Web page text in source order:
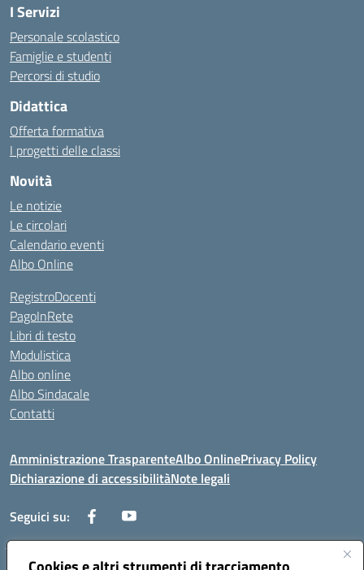
I Servizi
Personale scolastico
Famiglie e studenti
Percorsi di studio
Didattica
Offerta formativa
I progetti delle classi
Novità
Le notizie
Le circolari
Calendario eventi
Albo Online
RegistroDocenti
PagoInRete
Libri di testo
Modulistica
Albo online
Albo Sindacale
Contatti
Amministrazione TrasparenteAlbo OnlinePrivacy Policy
Dichiarazione di accessibilitàNote legali
Seguici su: